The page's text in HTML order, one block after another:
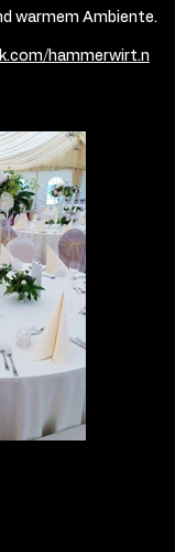
warmem Ambiente.
hammerwirt.n